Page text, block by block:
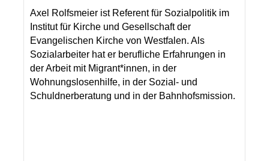
Axel Rolfsmeier ist Referent für Sozialpolitik im
Institut für Kirche und Gesellschaft der
Evangelischen Kirche von Westfalen. Als
Sozialarbeiter hat er berufliche Erfahrungen in
der Arbeit mit Migrant*innen, in der
Wohnungslosenhilfe, in der Sozial- und
Schuldnerberatung und in der Bahnhofsmission.